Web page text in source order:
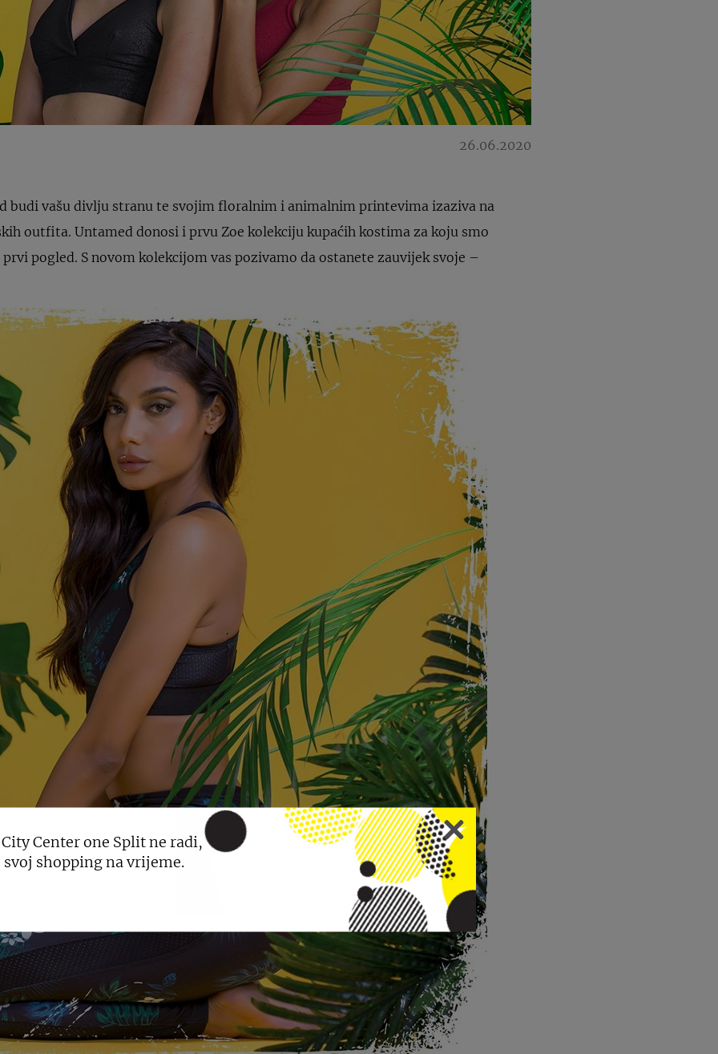
26.06.2020
budi vašu divlju stranu te svojim floralnim i animalnim printevima izaziva na
outfita. Untamed donosi i prvu Zoe kolekciju kupaćih kostima za koju smo
pogled. S novom kolekcijom vas pozivamo da ostanete zauvijek svoje –
Center one Split ne radi,
svoj shopping na vrijeme.